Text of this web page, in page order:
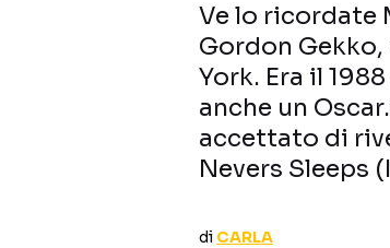
Ve lo ricordate
Gordon
York. Era il
anche un
accettato di
Nevers Sleeps
di CARLA